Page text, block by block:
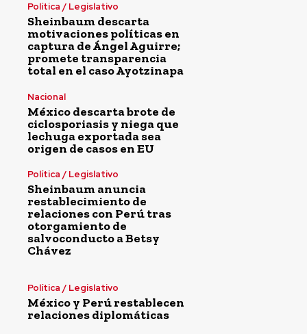
Política / Legislativo
Sheinbaum descarta
motivaciones políticas en
captura de Ángel Aguirre;
promete transparencia
total en el caso Ayotzinapa
Nacional
México descarta brote de
ciclosporiasis y niega que
lechuga exportada sea
origen de casos en EU
Política / Legislativo
Sheinbaum anuncia
restablecimiento de
relaciones con Perú tras
otorgamiento de
salvoconducto a Betsy
Chávez
Política / Legislativo
México y Perú restablecen
relaciones diplomáticas